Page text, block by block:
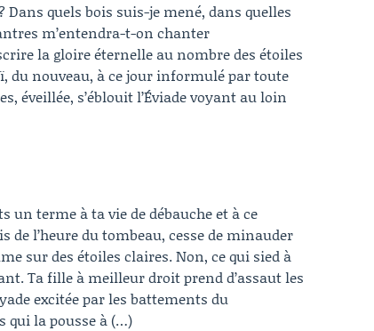
quels bois suis-je mené, dans quelles
m’entendra-t-on chanter
la gloire éternelle au nombre des étoiles
du nouveau, à ce jour informulé par toute
éveillée, s’éblouit l’Éviade voyant au loin
un terme à ta vie de débauche et à ce
de l’heure du tombeau, cesse de minauder
sur des étoiles claires. Non, ce qui sied à
Ta fille à meilleur droit prend d’assaut les
excitée par les battements du
qui la pousse à (…)